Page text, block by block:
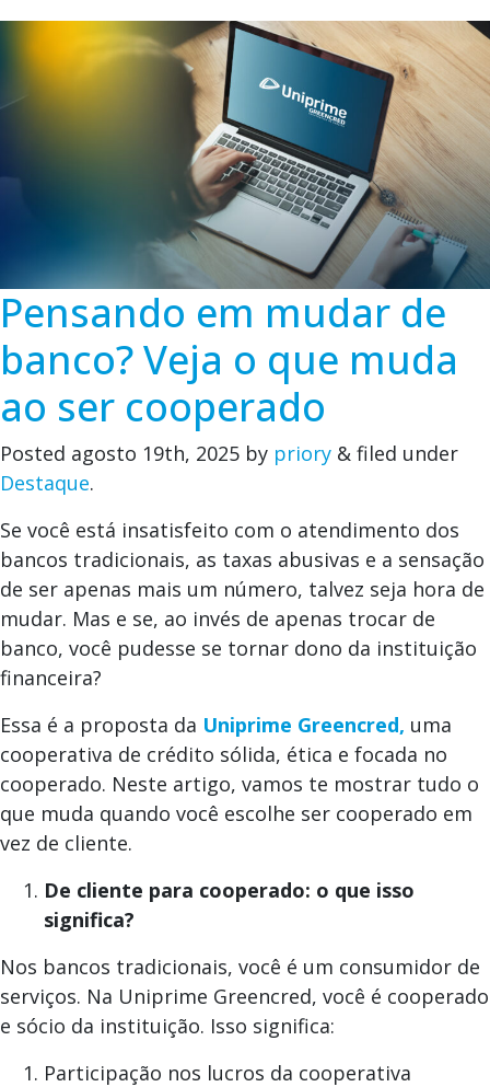
Pensando em mudar de
banco? Veja o que muda
ao ser cooperado
Posted agosto 19th, 2025 by priory & filed under
Destaque.
Se você está insatisfeito com o atendimento dos
bancos tradicionais, as taxas abusivas e a sensação
de ser apenas mais um número, talvez seja hora de
mudar. Mas e se, ao invés de apenas trocar de
banco, você pudesse se tornar dono da instituição
financeira?
Essa é a proposta da Uniprime Greencred, uma
cooperativa de crédito sólida, ética e focada no
cooperado. Neste artigo, vamos te mostrar tudo o
que muda quando você escolhe ser cooperado em
vez de cliente.
De cliente para cooperado: o que isso
significa?
Nos bancos tradicionais, você é um consumidor de
serviços. Na Uniprime Greencred, você é cooperado
e sócio da instituição. Isso significa:
Participação nos lucros da cooperativa